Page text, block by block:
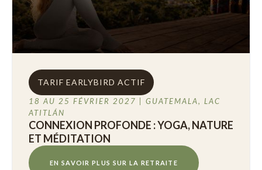
TARIF EARLYBIRD ACTIF
18 AU 25 FÉVRIER 2027 | GUATEMALA, LAC
ATITLÁN
CONNEXION PROFONDE : YOGA, NATURE
ET MÉDITATION
EN SAVOIR PLUS SUR LA RETRAITE